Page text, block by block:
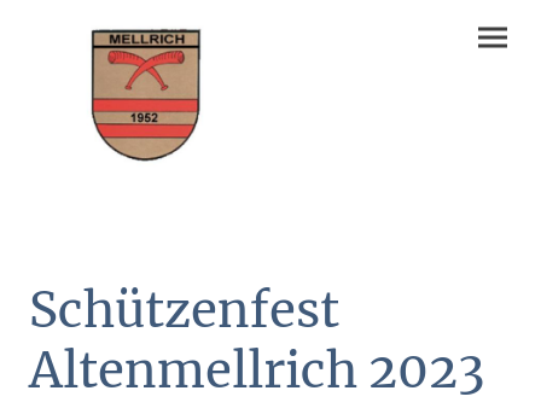
Schützenfest
Altenmellrich 2023